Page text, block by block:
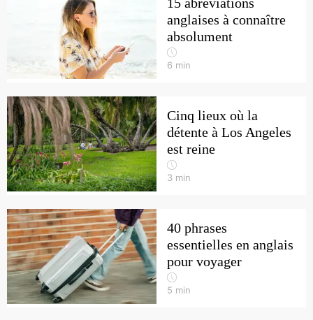
anglaises à connaître
absolument
6 min
Cinq lieux où la
détente à Los Angeles
est reine
3 min
40 phrases
essentielles en anglais
pour voyager
5 min